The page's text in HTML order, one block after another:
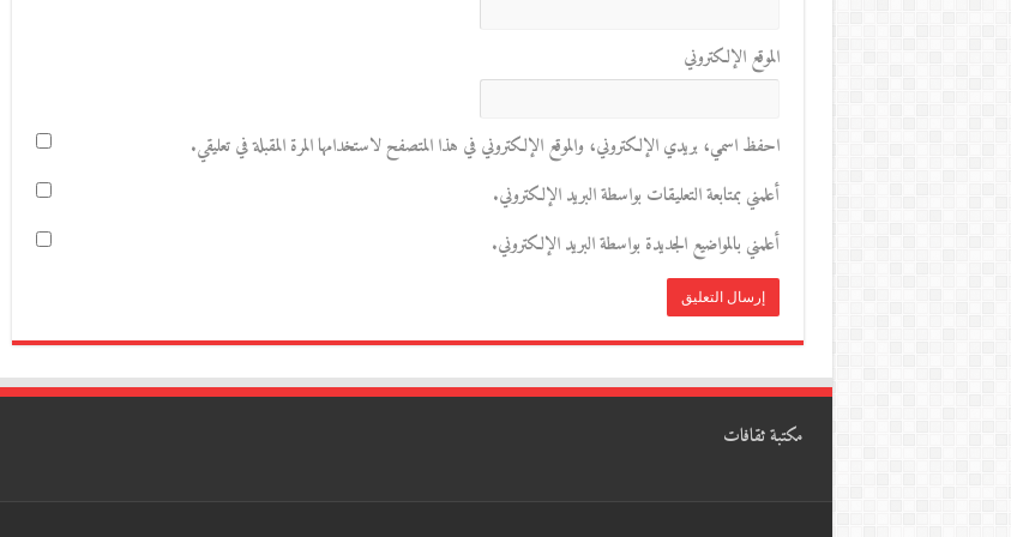
الموقع الإلكتروني
احفظ اسمي، بريدي الإلكتروني، والموقع الإلكتروني في هذا المتصفح لاستخدامها المرة المقبلة في تعليقي.
أعلمني بمتابعة التعليقات بواسطة البريد الإلكتروني.
أعلمني بالمواضيع الجديدة بواسطة البريد الإلكتروني.
مكتبة ثقافات